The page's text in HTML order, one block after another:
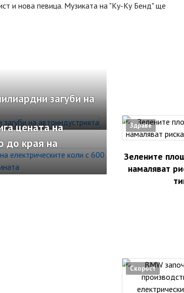
и нова певица. Музиката на "Ку-Ку Бенд" ще
загуби на
цената на
до края на
Здраве
Зелените
намаляват
Скорост